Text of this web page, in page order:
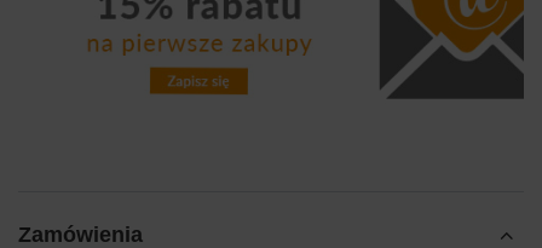
Zamówienia